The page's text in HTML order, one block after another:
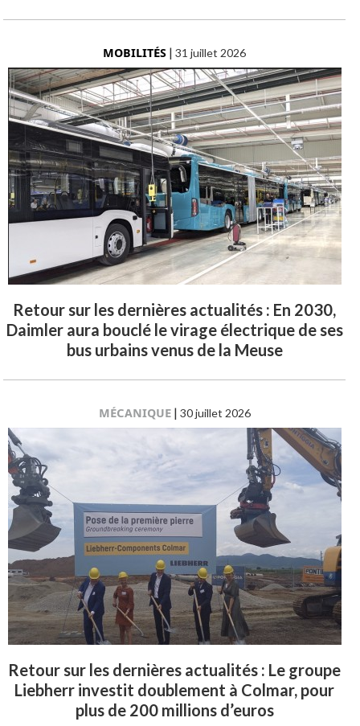
MOBILITÉS |31 juillet 2026
Retour sur les dernières actualités : En 2030,
Daimler aura bouclé le virage électrique de ses
bus urbains venus de la Meuse
MÉCANIQUE| 30 juillet 2026
Retour sur les dernières actualités : Le groupe
Liebherr investit doublement à Colmar, pour
plus de 200 millions d’euros